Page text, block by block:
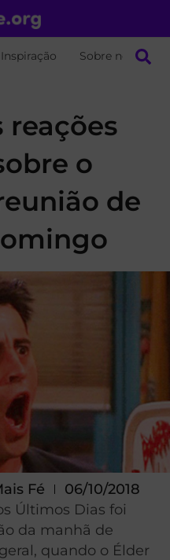
Inspiração Sobre nós
reações
o
de
Fé
06/10/2018
Últimos Dias foi
da manhã de
quando o Élder